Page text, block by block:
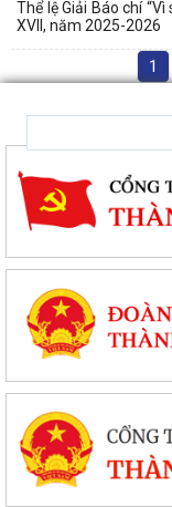
Thể lệ Giải Báo chí
XVII, năm 2025-2026
1